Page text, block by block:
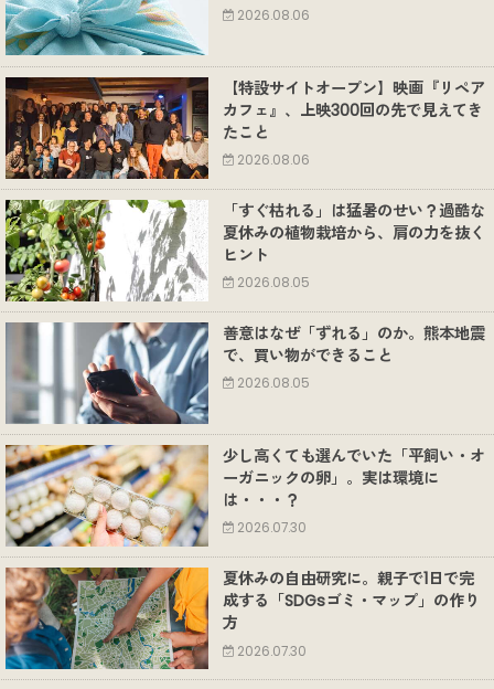
2026.08.06
【特設サイトオープン】映画『リペア
カフェ』、上映300回の先で見えてき
たこと
2026.08.06
「すぐ枯れる」は猛暑のせい？過酷な
夏休みの植物栽培から、肩の力を抜く
ヒント
2026.08.05
善意はなぜ「ずれる」のか。熊本地震
で、買い物ができること
2026.08.05
少し高くても選んでいた「平飼い・オ
ーガニックの卵」。実は環境に
は・・・？
2026.07.30
夏休みの自由研究に。親子で1日で完
成する「SDGsゴミ・マップ」の作り
方
2026.07.30